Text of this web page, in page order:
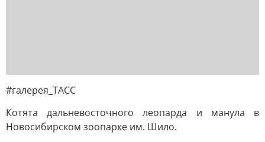
#галерея_ТАСС
Котята дальневосточного леопарда и манула в
Новосибирском зоопарке им. Шило.